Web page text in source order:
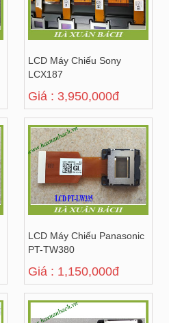
LCD Máy Chiếu Sony
LCX187
Giá : 3,950,000đ
LCD Máy Chiếu Panasonic
PT-TW380
Giá : 1,150,000đ